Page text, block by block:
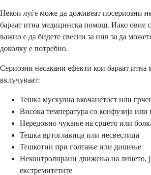
Некои луѓе може да доживеат посериозни
бараат итна медицинска помош. Иако овие
важно е да бидете свесни за нив за да
доколку е потребно.
Сериозни несакани ефекти кои бараат итна
вклучуваат:
Тешка мускулна вкочанетост или
Висока температура со конфузија или
Нередовно чукање на срцето или
Тешка вртоглавица или несвестица
Тешкотии при голтање или дишење
Неконтролирани движења на лицето,
екстремитетите